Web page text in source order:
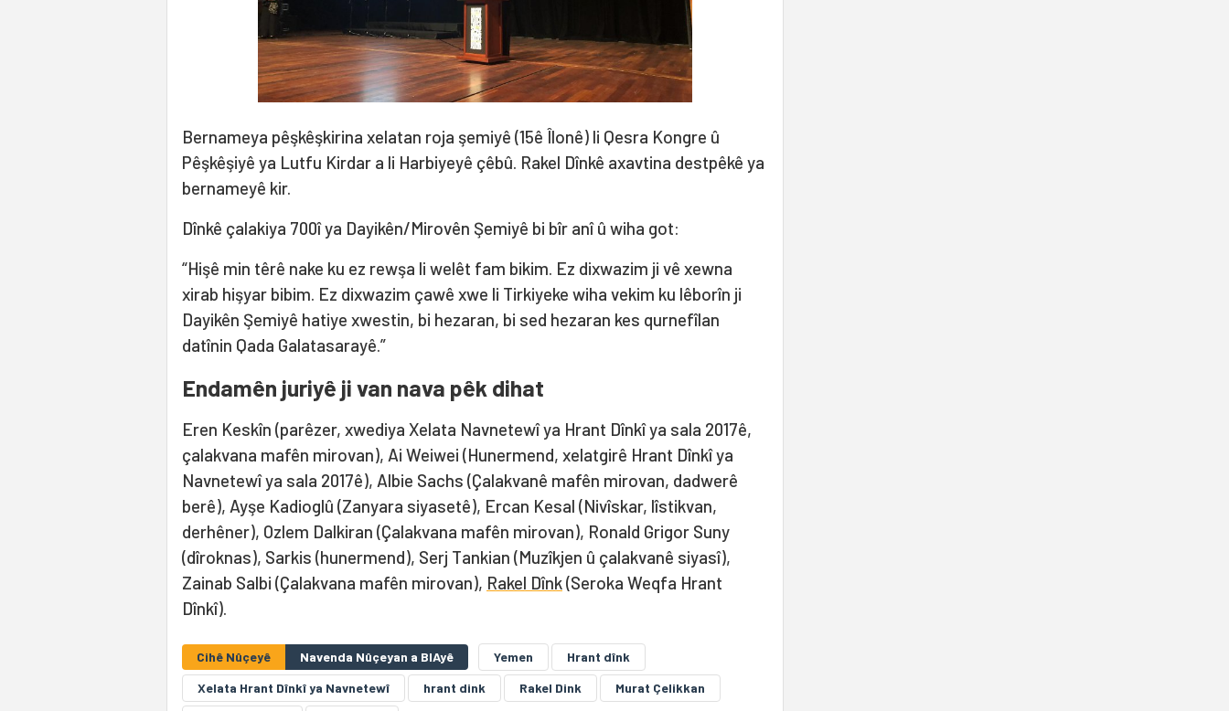
Bernameya pêşkêşkirina xelatan roja şemiyê (15ê Îlonê) li Qesra Kongre û
Pêşkêşiyê ya Lutfu Kirdar a li Harbiyeyê çêbû. Rakel Dînkê axavtina destpêkê ya
bernameyê kir.
Dînkê çalakiya 700î ya Dayikên/Mirovên Şemiyê bi bîr anî û wiha got:
“Hişê min têrê nake ku ez rewşa li welêt fam bikim. Ez dixwazim ji vê xewna
xirab hişyar bibim. Ez dixwazim çawê xwe li Tirkiyeke wiha vekim ku lêborîn ji
Dayikên Şemiyê hatiye xwestin, bi hezaran, bi sed hezaran kes qurnefîlan
datînin Qada Galatasarayê.”
Endamên juriyê ji van nava pêk dihat
Eren Keskîn (parêzer, xwediya Xelata Navnetewî ya Hrant Dînkî ya sala 2017ê,
çalakvana mafên mirovan), Ai Weiwei (Hunermend, xelatgirê Hrant Dînkî ya
Navnetewî ya sala 2017ê), Albie Sachs (Çalakvanê mafên mirovan, dadwerê
berê), Ayşe Kadioglû (Zanyara siyasetê), Ercan Kesal (Nivîskar, lîstikvan,
derhêner), Ozlem Dalkiran (Çalakvana mafên mirovan), Ronald Grigor Suny
(dîroknas), Sarkis (hunermend), Serj Tankian (Muzîkjen û çalakvanê siyasî),
Zainab Salbi (Çalakvana mafên mirovan), Rakel Dînk(Seroka Weqfa Hrant
Dînkî).
Cihê Nûçeyê Navenda Nûçeyan a BIAyê Yemen
Hrant dînk
Xelata Hrant Dînkî ya Navnetewî
hrant dink Rakel Dink Murat Çelikkan